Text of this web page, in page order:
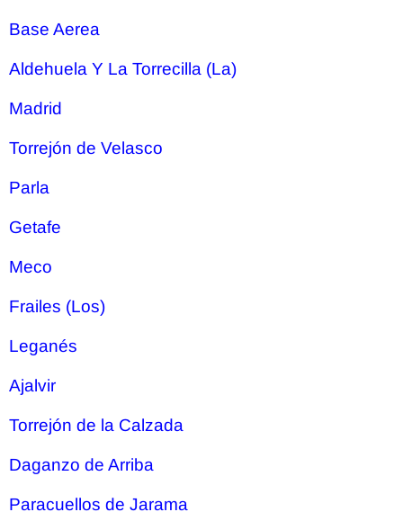
Base Aerea
Aldehuela Y La Torrecilla (La)
Madrid
Torrejón de Velasco
Parla
Getafe
Meco
Frailes (Los)
Leganés
Ajalvir
Torrejón de la Calzada
Daganzo de Arriba
Paracuellos de Jarama